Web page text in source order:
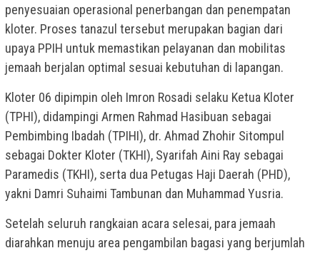
penyesuaian operasional penerbangan dan penempatan
kloter. Proses tanazul tersebut merupakan bagian dari
upaya PPIH untuk memastikan pelayanan dan mobilitas
jemaah berjalan optimal sesuai kebutuhan di lapangan.
Kloter 06 dipimpin oleh Imron Rosadi selaku Ketua Kloter
(TPHI), didampingi Armen Rahmad Hasibuan sebagai
Pembimbing Ibadah (TPIHI), dr. Ahmad Zhohir Sitompul
sebagai Dokter Kloter (TKHI), Syarifah Aini Ray sebagai
Paramedis (TKHI), serta dua Petugas Haji Daerah (PHD),
yakni Damri Suhaimi Tambunan dan Muhammad Yusria.
Setelah seluruh rangkaian acara selesai, para jemaah
diarahkan menuju area pengambilan bagasi yang berjumlah